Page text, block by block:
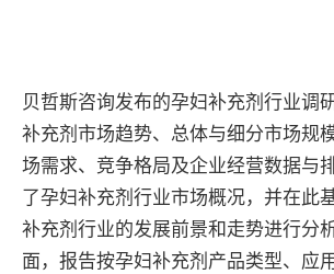
贝哲斯咨询发布的孕妇补充剂行业调
补充剂市场趋势、总体与细分市场规
场需求、竞争格局及企业经营数据与
了孕妇补充剂行业市场概况，并在此
补充剂行业的发展前景和走势进行分
面，报告按孕妇补充剂产品类型、应